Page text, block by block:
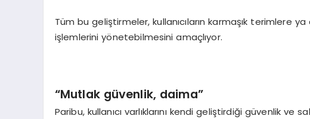
Tüm bu geliştirmeler, kullanıcıların karmaşık terimlere
işlemlerini yönetebilmesini amaçlıyor.
“Mutlak güvenlik, daima”
Paribu, kullanıcı varlıklarını kendi geliştirdiği güvenlik